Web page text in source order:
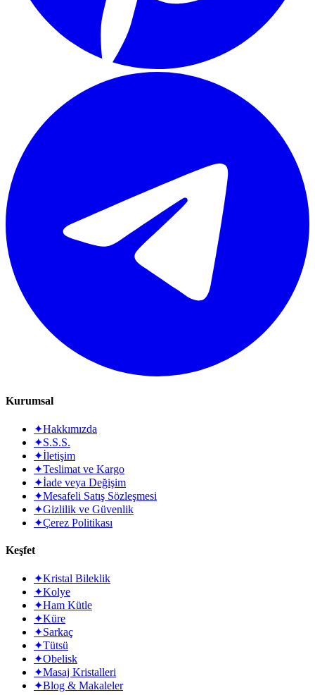
Kurumsal
✦Hakkımızda
✦S.S.S.
✦İletişim
✦Teslimat ve Kargo
✦İade veya Değişim
✦Mesafeli Satış Sözleşmesi
✦Gizlilik ve Güvenlik
✦Çerez Politikası
Keşfet
✦Kristal Bileklik
✦Kolye
✦Ham Kütle
✦Küre
✦Sarkaç
✦Tütsü
✦Obelisk
✦Masaj Kristalleri
✦Blog & Makaleler